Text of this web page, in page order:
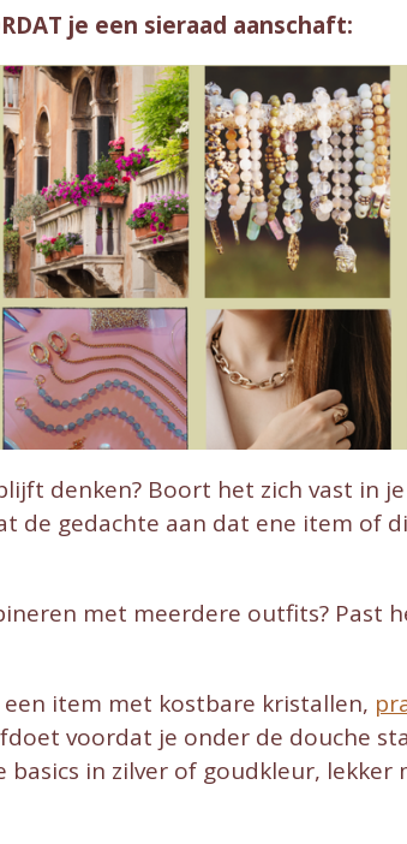
je een sieraad aanschaft:
denken? Boort het zich vast in
de gedachte aan dat ene item of
met meerdere outfits? Past
item met kostbare kristallen,
voordat je onder de douche
basics in zilver of goudkleur,